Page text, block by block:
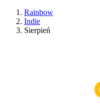
Rainbow
Indie
Sierpień